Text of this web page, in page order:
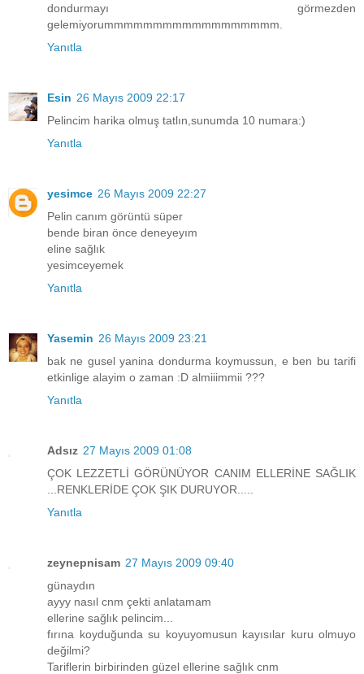
dondurmayı görmezden
gelemiyorummmmmmmmmmmmmmmmmm.
Yanıtla
Esin 26 Mayıs 2009 22:17
Pelincim harika olmuş tatlın,sunumda 10 numara:)
Yanıtla
yesimce 26 Mayıs 2009 22:27
Pelin canım görüntü süper
bende biran önce deneyeyım
eline sağlık
yesimceyemek
Yanıtla
Yasemin 26 Mayıs 2009 23:21
bak ne gusel yanina dondurma koymussun, e ben bu tarifi
etkinlige alayim o zaman :D almiiimmii ???
Yanıtla
Adsız 27 Mayıs 2009 01:08
ÇOK LEZZETLİ GÖRÜNÜYOR CANIM ELLERİNE SAĞLIK
...RENKLERİDE ÇOK ŞIK DURUYOR.....
Yanıtla
zeynepnisam 27 Mayıs 2009 09:40
günaydın
ayyy nasıl cnm çekti anlatamam
ellerine sağlık pelincim...
fırına koyduğunda su koyuyomusun kayısılar kuru olmuyo
değilmi?
Tariflerin birbirinden güzel ellerine sağlık cnm